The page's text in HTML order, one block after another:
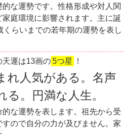
な運勢です。性格形成や対人関
庭環境に影響されます。主に誕
くらいまでの若年期の運勢を表し
天運は13画の5つ星 ！
れ人気がある。名声
る。円満な人生。
な運勢を表します。祖先から受
すので自分の力が及びません。家